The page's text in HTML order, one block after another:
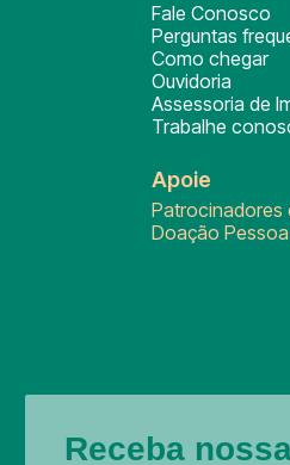
Fale Conosco
Perguntas
Como chegar
Ouvidoria
Assessoria de
Trabalhe
Apoie
Patrocinadores
Doação